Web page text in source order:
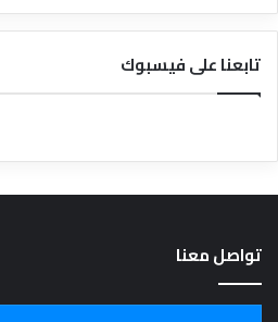
تابعنا على فيسبوك
تواصل معنا